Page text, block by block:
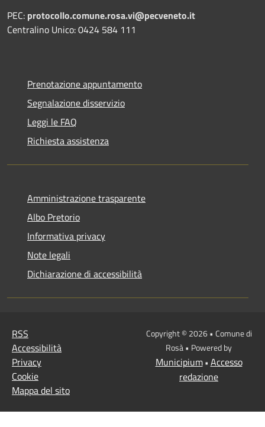
PEC: protocollo.comune.rosa.vi@pecveneto.it
Centralino Unico: 0424 584 111
Prenotazione appuntamento
Segnalazione disservizio
Leggi le FAQ
Richiesta assistenza
Amministrazione trasparente
Albo Pretorio
Informativa privacy
Note legali
Dichiarazione di accessibilità
RSS
Accessibilità
Privacy
Cookie
Mappa del sito
Copyright © 2026 • Comune di
Rosà • Powered by
Municipium• Accesso
redazione